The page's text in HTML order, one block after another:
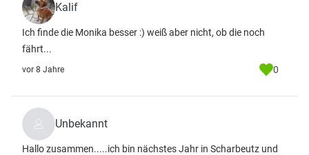
Kalif
Ich finde die Monika besser :) weiß aber nicht, ob die noch
fährt...
vor 8 Jahre 0
Unbekannt
Hallo zusammen.....ich bin nächstes Jahr in Scharbeutz und